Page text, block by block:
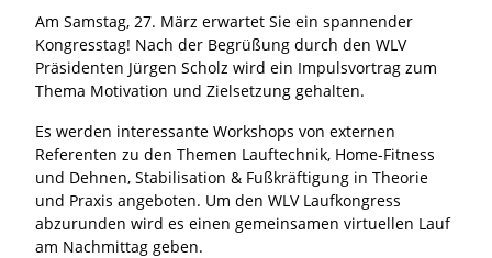
Am Samstag, 27. März erwartet Sie ein spannender
Kongresstag! Nach der Begrüßung durch den WLV
Präsidenten Jürgen Scholz wird ein Impulsvortrag zum
Thema Motivation und Zielsetzung gehalten.
Es werden interessante Workshops von externen
Referenten zu den Themen Lauftechnik, Home-Fitness
und Dehnen, Stabilisation & Fußkräftigung in Theorie
und Praxis angeboten. Um den WLV Laufkongress
abzurunden wird es einen gemeinsamen virtuellen Lauf
am Nachmittag geben.